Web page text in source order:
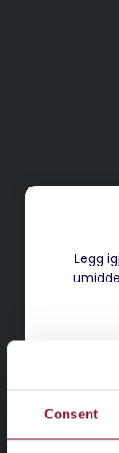
Consent
Legg